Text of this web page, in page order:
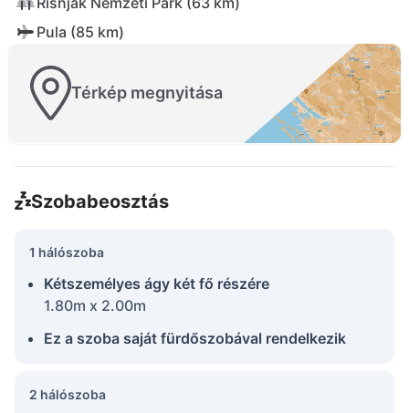
Pula (85 km)
Térkép megnyitása
Szobabeosztás
1 hálószoba
Kétszemélyes ágy két fő részére
1.80m x 2.00m
Ez a szoba saját fürdőszobával rendelkezik
2 hálószoba